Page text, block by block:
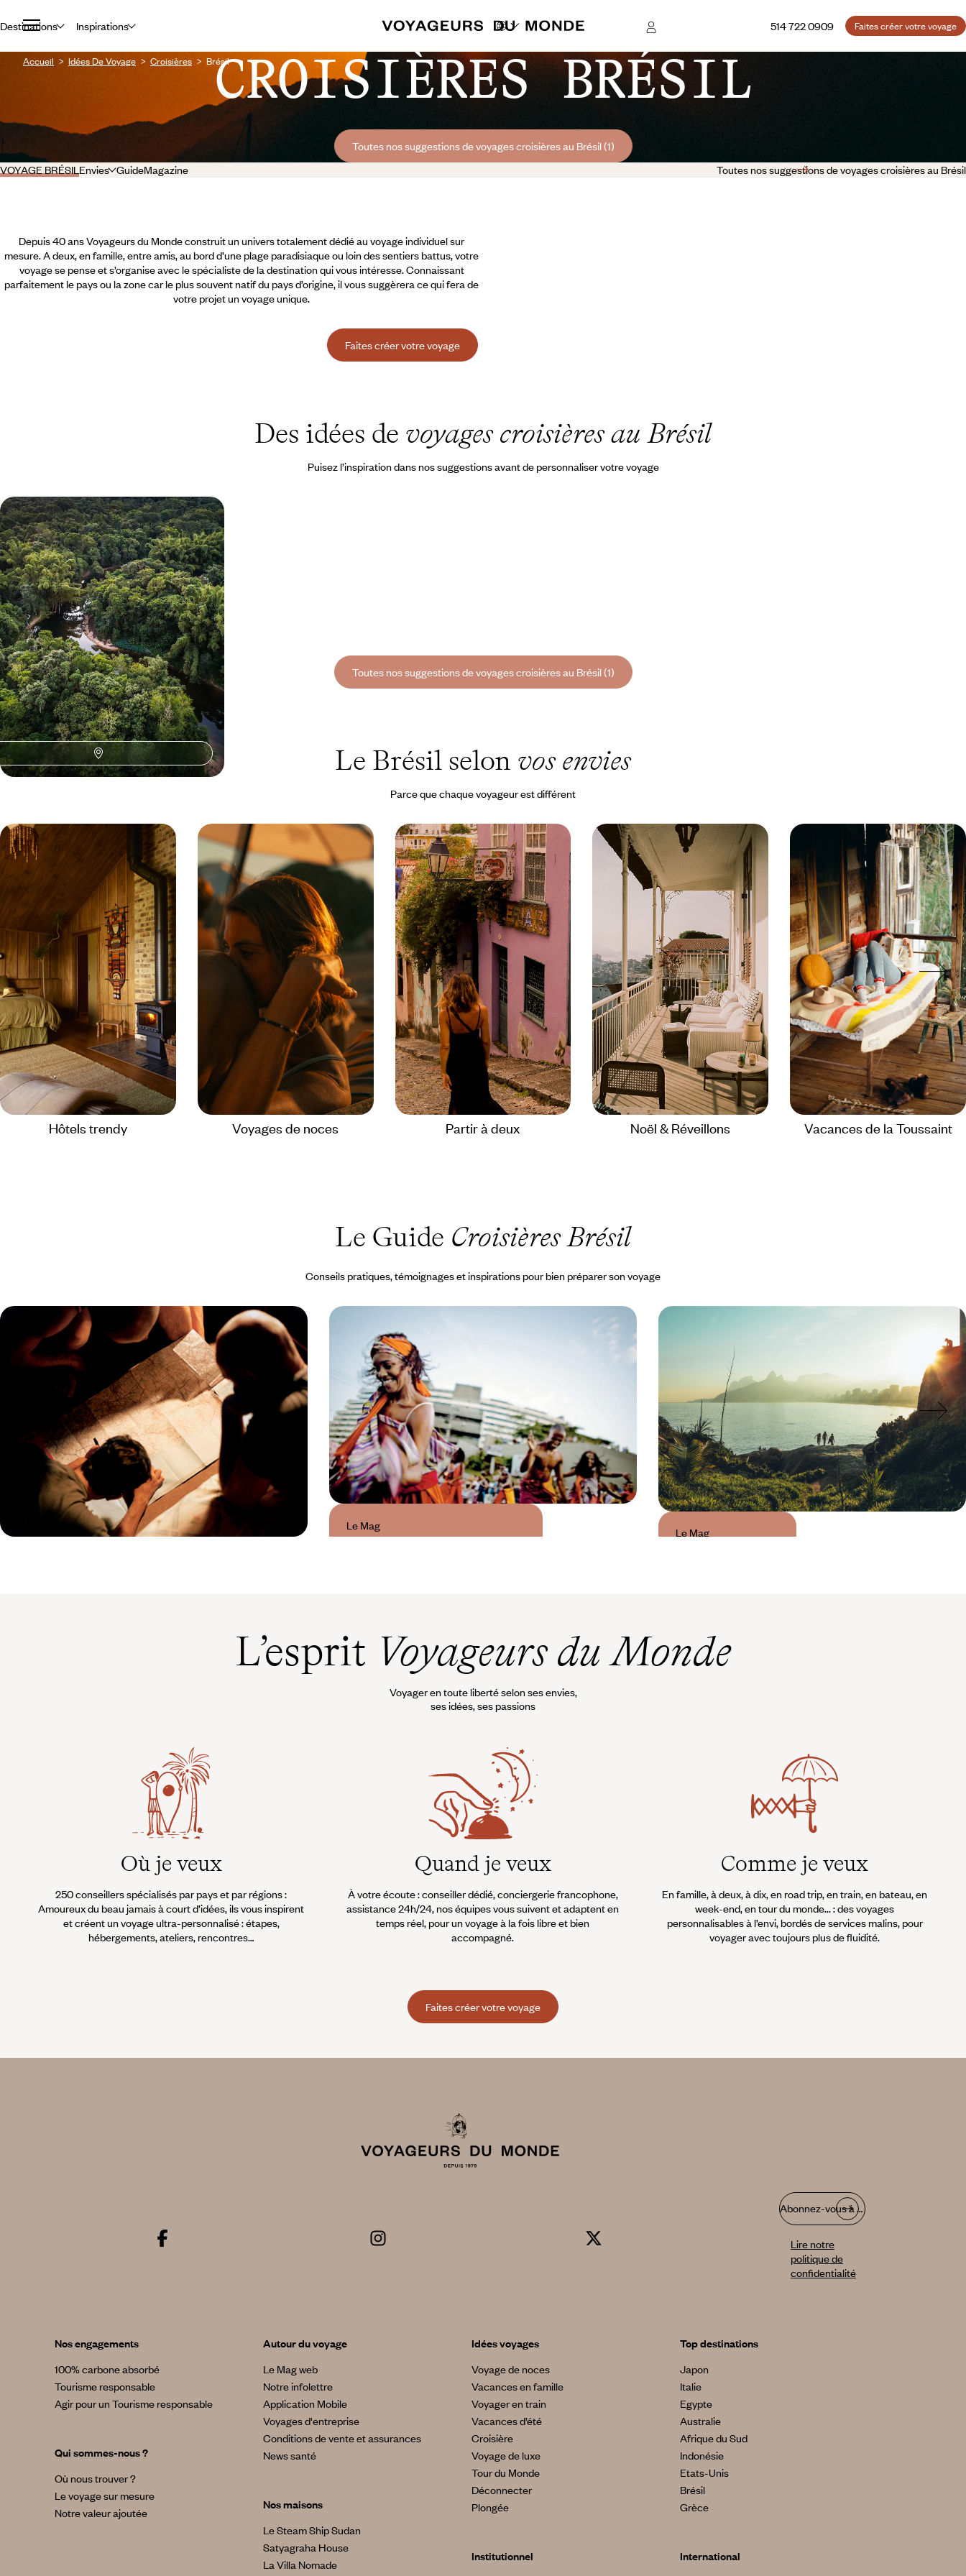
Destinations Inspirations 514 722 0909 Faites créer votre voyage
Accueil Idées De Voyage Croisières Brésil
CROISIÈRES BRÉSIL
Toutes nos suggestions de voyages croisières au Brésil (1)
VOYAGE BRÉSILEnvies GuideMagazine Toutes nos suggestions de voyages croisières au Brésil
Depuis 40 ans Voyageurs du Monde construit un univers totalement dédié au voyage individuel sur
mesure. A deux, en famille, entre amis, au bord d’une plage paradisiaque ou loin des sentiers battus, votre
voyage se pense et s’organise avec le spécialiste de la destination qui vous intéresse. Connaissant
parfaitement le pays ou la zone car le plus souvent natif du pays d’origine, il vous suggèrera ce qui fera de
votre projet un voyage unique.
Faites créer votre voyage
Des idées de voyages croisières au Brésil
Puisez l’inspiration dans nos suggestions avant de personnaliser votre voyage
Croisière en Amazonie et Nordeste
littoral - Au fil de l’eau, un autre
Brésil
Embarquer pour une croisière merveilleuse sur
les fleuves d'Amazonie à bord d'un bateau au
grand charme
14 jours, de 12000 à 14500 $ CA
Toutes nos suggestions de voyages croisières au Brésil (1)
Le Brésil selon vos envies
Parce que chaque voyageur est différent
Hôtels trendy Voyages de noces Partir à deux Noël & Réveillons Vacances de la Toussaint
Le Guide Croisières Brésil
Conseils pratiques, témoignages et inspirations pour bien préparer son voyage
Le Mag
Le Mag
L’esprit Voyageurs du Monde
Voyager en toute liberté selon ses envies,
ses idées, ses passions
Où je veux
250 conseillers spécialisés par pays et par régions :
Amoureux du beau jamais à court d’idées, ils vous inspirent
et créent un voyage ultra-personnalisé : étapes,
hébergements, ateliers, rencontres…
Quand je veux
À votre écoute : conseiller dédié, conciergerie francophone,
assistance 24h/24, nos équipes vous suivent et adaptent en
temps réel, pour un voyage à la fois libre et bien
accompagné.
Comme je veux
En famille, à deux, à dix, en road trip, en train, en bateau, en
week-end, en tour du monde... : des voyages
personnalisables à l’envi, bordés de services malins, pour
voyager avec toujours plus de fluidité.
Faites créer votre voyage
Abonnez-vous à notre infolettre
Lire notre
politique de
confidentialité
Nos engagements
100% carbone absorbé
Tourisme responsable
Agir pour un Tourisme responsable
Qui sommes-nous ?
Où nous trouver ?
Le voyage sur mesure
Notre valeur ajoutée
Autour du voyage
Le Mag web
Notre infolettre
Application Mobile
Voyages d'entreprise
Conditions de vente et assurances
News santé
Nos maisons
Le Steam Ship Sudan
Satyagraha House
La Villa Nomade
Idées voyages
Voyage de noces
Vacances en famille
Voyager en train
Vacances d’été
Croisière
Voyage de luxe
Tour du Monde
Déconnecter
Plongée
Institutionnel
Top destinations
Japon
Italie
Egypte
Australie
Afrique du Sud
Indonésie
Etats-Unis
Brésil
Grèce
International